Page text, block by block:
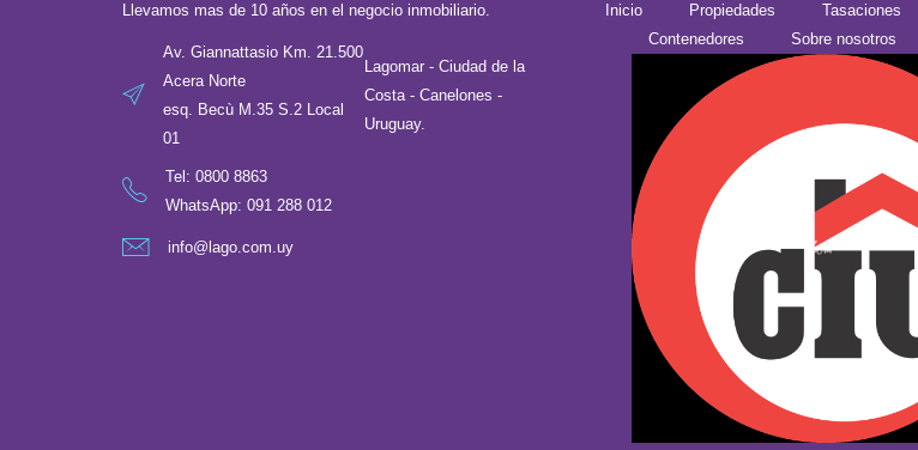
Llevamos mas de 10 años en el negocio inmobiliario.
Av. Giannattasio Km. 21.500
Acera Norte
esq. Becù M.35 S.2 Local
01
Lagomar - Ciudad de la
Costa - Canelones -
Uruguay.
Tel: 0800 8863
WhatsApp: 091 288 012
info@lago.com.uy
Inicio Propiedades Tasaciones
Contenedores
Sobre nosotros